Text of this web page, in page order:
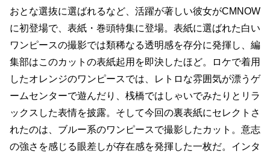
おとな選抜に選ばれるなど、活躍が著しい彼女がCMNOW
に初登場で、表紙・巻頭特集に登場。表紙に選ばれた白い
ワンピースの撮影では類稀なる透明感を存分に発揮し、編
集部はこのカットの表紙起用を即決したほど。ロケで着用
したオレンジのワンピースでは、レトロな雰囲気が漂うゲ
ームセンターで遊んだり、桟橋ではしゃいでみたりとリラ
ックスした表情を披露。そして今回の裏表紙にセレクトさ
れたのは、ブルー系のワンピースで撮影したカット。意志
の強さを感じる眼差しが存在感を発揮した一枚だ。インタ